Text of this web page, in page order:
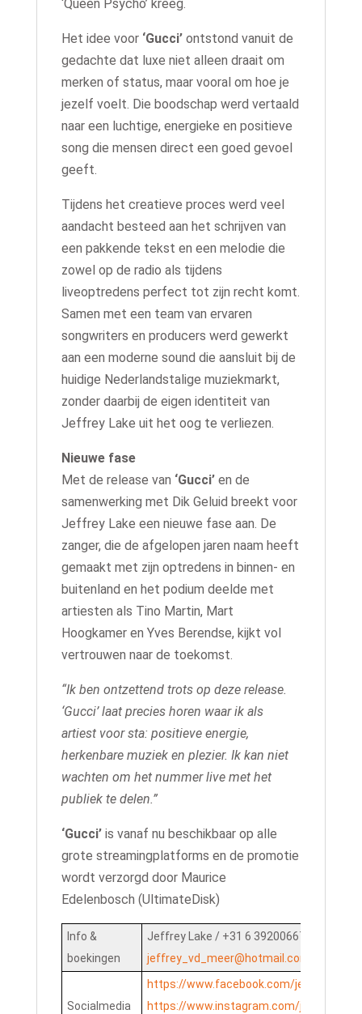
‘Queen Psycho’ kreeg.
Het idee voor ‘Gucci’ontstond vanuit de
gedachte dat luxe niet alleen draait om
merken of status, maar vooral om hoe je
jezelf voelt. Die boodschap werd vertaald
naar een luchtige, energieke en positieve
song die mensen direct een goed gevoel
geeft.
Tijdens het creatieve proces werd veel
aandacht besteed aan het schrijven van
een pakkende tekst en een melodie die
zowel op de radio als tijdens
liveoptredens perfect tot zijn recht komt.
Samen met een team van ervaren
songwriters en producers werd gewerkt
aan een moderne sound die aansluit bij de
huidige Nederlandstalige muziekmarkt,
zonder daarbij de eigen identiteit van
Jeffrey Lake uit het oog te verliezen.
Nieuwe fase
Met de release van ‘Gucci’en de
samenwerking met Dik Geluid breekt voor
Jeffrey Lake een nieuwe fase aan. De
zanger, die de afgelopen jaren naam heeft
gemaakt met zijn optredens in binnen- en
buitenland en het podium deelde met
artiesten als Tino Martin, Mart
Hoogkamer en Yves Berendse, kijkt vol
vertrouwen naar de toekomst.
“Ik ben ontzettend trots op deze release.
‘Gucci’ laat precies horen waar ik als
artiest voor sta: positieve energie,
herkenbare muziek en plezier. Ik kan niet
wachten om het nummer live met het
publiek te delen.”
‘Gucci’is vanaf nu beschikbaar op alle
grote streamingplatforms en de promotie
wordt verzorgd door Maurice
Edelenbosch (UltimateDisk)
Info &
boekingen
Jeffrey Lake / +31 6 39200667 /
jeffrey_vd_meer@hotmail.com
Socialmedia
https://www.facebook.com/jeffrey.lake.9
https://www.instagram.com/jeffreylake/